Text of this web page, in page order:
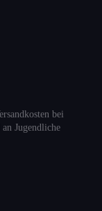
bei
Jugendliche